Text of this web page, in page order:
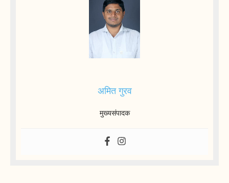
अमित गुरव
मुख्यसंपादक